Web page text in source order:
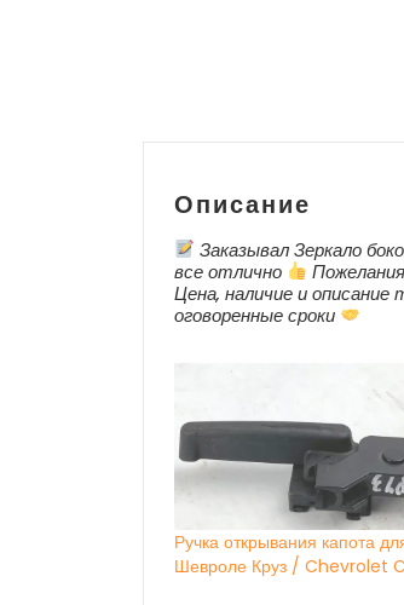
Описание
Заказывал Зеркало
все отлично
Цена, наличие и
оговоренные сроки
Ручка открывания капота
Шевроле Круз / Chevrolet